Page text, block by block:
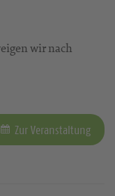
wir nach
Zur Veranstaltung